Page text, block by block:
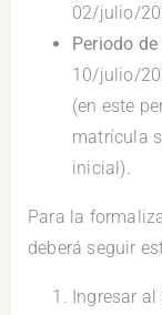
02/julio/
Periodo
10/julio/
(en este
matrícula
inicial).
Para la
deberá seguir
Ingresar al